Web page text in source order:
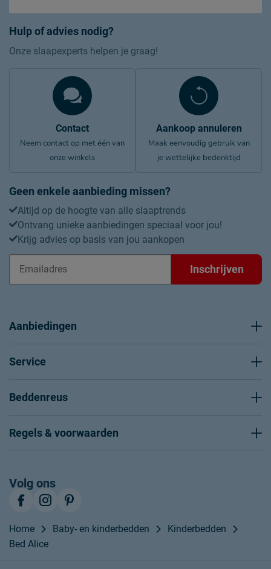
Hulp of advies nodig?
Onze slaapexperts helpen je graag!
Contact
Neem contact op met één van
onze winkels
Aankoop annuleren
Maak eenvoudig gebruik van
je wettelijke bedenktijd
Geen enkele aanbieding missen?
Altijd op de hoogte van alle slaaptrends
Ontvang unieke aanbiedingen speciaal voor jou!
Krijg advies op basis van jou aankopen
Inschrijven
Aanbiedingen
Service
Beddenreus
Regels & voorwaarden
Volg ons
Home Baby- en kinderbedden
Kinderbedden
Bed Alice